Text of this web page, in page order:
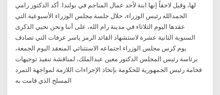
لها، وقيل لاحقاً إنها ابنة لأحد عمال المناجم في بولندا. أكد الدكتور رامي
الحمدالله رئيس الوزراء، خلال جلسة مجلس الوزراء الأسبوعية التي
عقدها اليوم الثلاثاء في مدينة رام الله، على أننا ونحن نحيي الذكرى
السنوية الثانية عشرة لاستشهاد القائد الرمز ياسر عرفات التي تصادف
يوم كرس مجلس الوزراء اجتماعه الاستثنائي المنعقد اليوم الجمعة،
برئاسة رئيس المجلس الدكتور معين عبدالملك، لمناقشة تنفيذ توجيهات
فخامة رئيس الجمهورية للحكومة بإتخاذ الإجراءات اللازمة لمواجهة التمرد
المسلح الذي قامت به